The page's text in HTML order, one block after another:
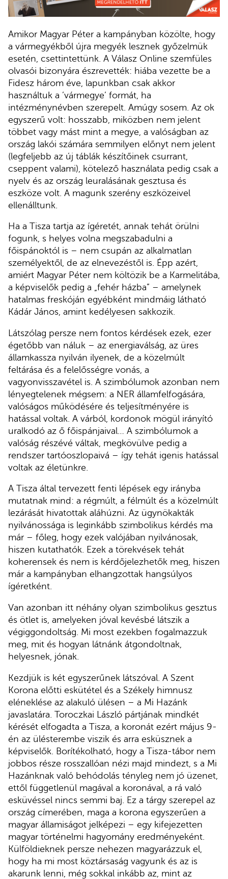
Amikor Magyar Péter a kampányban közölte, hogy
a vármegyékből újra megyék lesznek győzelmük
esetén, csettintettünk. A Válasz Online szemfüles
olvasói bizonyára észrevették: hiába vezette be a
Fidesz három éve, lapunkban csak akkor
használtuk a ’vármegye’ formát, ha
intézménynévben szerepelt. Amúgy sosem. Az ok
egyszerű volt: hosszabb, miközben nem jelent
többet vagy mást mint a megye, a valóságban az
ország lakói számára semmilyen előnyt nem jelent
(legfeljebb az új táblák készítőinek csurrant,
cseppent valami), kötelező használata pedig csak a
nyelv és az ország leuralásának gesztusa és
eszköze volt. A magunk szerény eszközeivel
ellenálltunk.
Ha a Tisza tartja az ígéretét, annak tehát örülni
fogunk, s helyes volna megszabadulni a
főispánoktól is – nem csupán az alkalmatlan
személyektől, de az elnevezéstől is. Épp azért,
amiért Magyar Péter nem költözik be a Karmelitába,
a képviselők pedig a „fehér házba” – amelynek
hatalmas freskóján egyébként mindmáig látható
Kádár János, amint kedélyesen sakkozik.
Látszólag persze nem fontos kérdések ezek, ezer
égetőbb van náluk – az energiaválság, az üres
államkassza nyilván ilyenek, de a közelmúlt
feltárása és a felelősségre vonás, a
vagyonvisszavétel is. A szimbólumok azonban nem
lényegtelenek mégsem: a NER államfelfogására,
valóságos működésére és teljesítményére is
hatással voltak. A várból, kordonok mögül irányító
uralkodó az ő főispánjaival… A szimbólumok a
valóság részévé váltak, megkövülve pedig a
rendszer tartóoszlopaivá – így tehát igenis hatással
voltak az életünkre.
A Tisza által tervezett fenti lépések egy irányba
mutatnak mind: a régmúlt, a félmúlt és a közelmúlt
lezárását hivatottak aláhúzni. Az ügynökakták
nyilvánossága is leginkább szimbolikus kérdés ma
már – főleg, hogy ezek valójában nyilvánosak,
hiszen kutathatók. Ezek a törekvések tehát
koherensek és nem is kérdőjelezhetők meg, hiszen
már a kampányban elhangzottak hangsúlyos
ígéretként.
Van azonban itt néhány olyan szimbolikus gesztus
és ötlet is, amelyeken jóval kevésbé látszik a
végiggondoltság. Mi most ezekben fogalmazzuk
meg, mit és hogyan látnánk átgondoltnak,
helyesnek, jónak.
Kezdjük is két egyszerűnek látszóval. A Szent
Korona előtti eskütétel és a Székely himnusz
eléneklése az alakuló ülésen – a Mi Hazánk
javaslatára. Toroczkai László pártjának mindkét
kérését elfogadta a Tisza, a koronát ezért május 9-
én az ülésterembe viszik és arra esküsznek a
képviselők. Borítékolható, hogy a Tisza-tábor nem
jobbos része rosszallóan nézi majd mindezt, s a Mi
Hazánknak való behódolás tényleg nem jó üzenet,
ettől függetlenül magával a koronával, a rá való
esküvéssel nincs semmi baj. Ez a tárgy szerepel az
ország címerében, maga a korona egyszerűen a
magyar államiságot jelképezi – egy kifejezetten
magyar történelmi hagyomány eredményeként.
Külföldieknek persze nehezen magyarázzuk el,
hogy ha mi most köztársaság vagyunk és az is
akarunk lenni, még sokkal inkább az, mint az